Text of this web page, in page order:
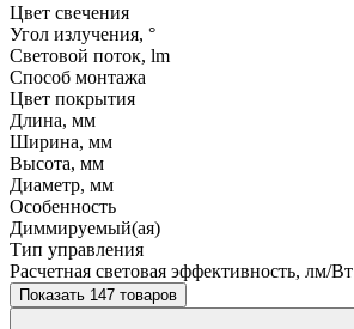
Цвет свечения
Угол излучения, °
Световой поток, lm
Способ монтажа
Цвет покрытия
Длина, мм
Ширина, мм
Высота, мм
Диаметр, мм
Особенность
Диммируемый(ая)
Тип управления
Расчетная световая эффективность, лм/Вт
Показать 147 товаров